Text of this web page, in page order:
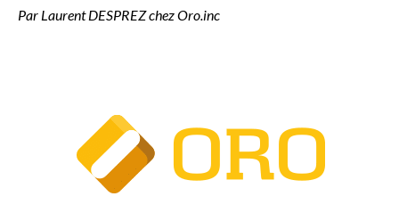
Par Laurent DESPREZ chez Oro.inc